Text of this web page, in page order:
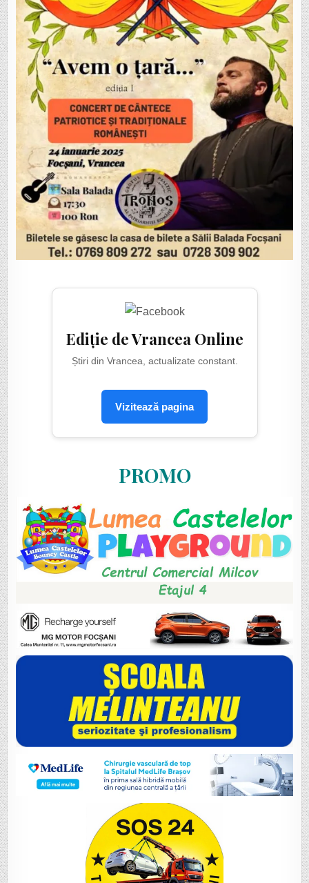
Ediție de Vrancea Online
Știri din Vrancea, actualizate constant.
Vizitează pagina
PROMO